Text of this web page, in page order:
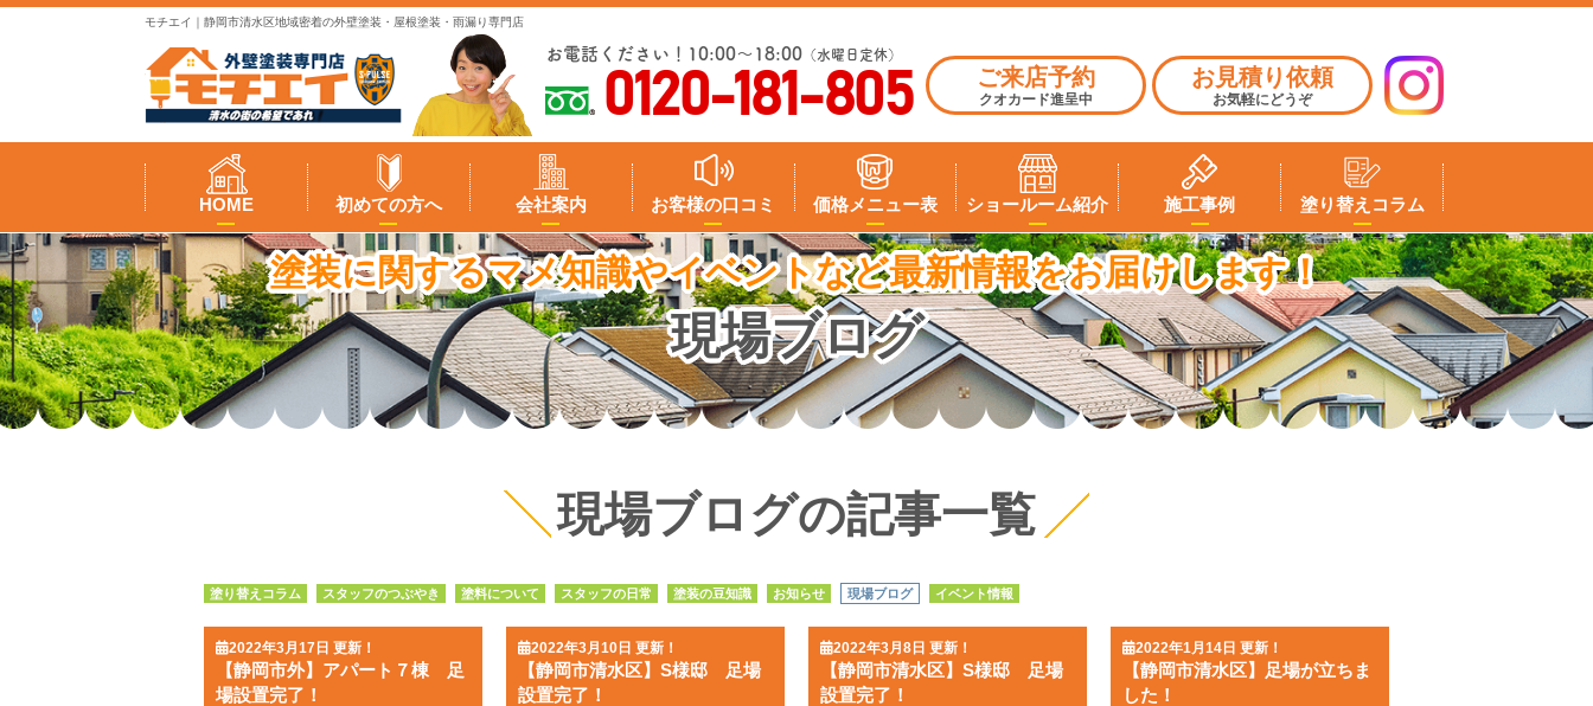
モチエイ｜静岡市清水区地域密着の外壁塗装・屋根塗装・雨漏り専門店
お電話ください！10:00～18:00 （水曜日定休）
0120-181-805 ご来店予約
クオカード進呈中
お見積り依頼
お気軽にどうぞ
HOME 初めての方へ 会社案内 お客様の口コミ 価格メニュー表 ショールーム紹介 施工事例 塗り替えコラム
塗装に関するマメ知識やイベントなど最新情報をお届けします！
現場ブログ
現場ブログの記事一覧
塗り替えコラム スタッフのつぶやき 塗料について スタッフの日常 塗装の豆知識 お知らせ 現場ブログ イベント情報
2022年3月17日 更新！
【静岡市外】アパート７棟 足
場設置完了！
2022年3月10日 更新！
【静岡市清水区】S様邸 足場
設置完了！
2022年3月8日 更新！
【静岡市清水区】S様邸 足場
設置完了！
2022年1月14日 更新！
【静岡市清水区】足場が立ちま
した！